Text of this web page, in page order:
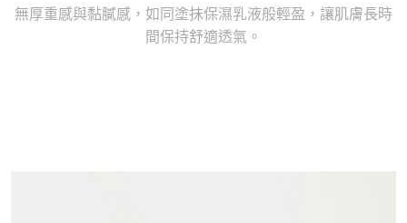
無厚重感與黏膩感，如同塗抹保濕乳液般輕盈，讓肌膚長時
間保持舒適透氣。